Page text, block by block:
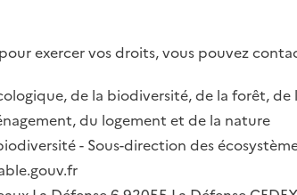
exercer vos droits, vous pouvez
de la biodiversité, de la forêt, de
du logement et de la nature
- Sous-direction des